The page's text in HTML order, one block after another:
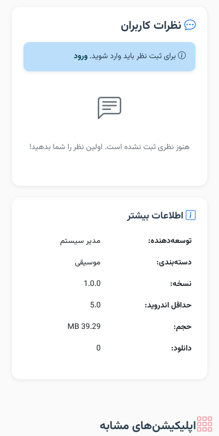
نظرات کاربران
برای ثبت نظر باید وارد شوید. ورود
هنوز نظری ثبت نشده است. اولین نظر را شما بدهید!
اطلاعات بیشتر
توسعه‌دهنده:
مدیر سیستم
دسته‌بندی:
موسیقی
نسخه:
1.0.0
حداقل اندروید:
5.0
حجم:
39.29 MB
دانلود:
0
اپلیکیشن‌های مشابه